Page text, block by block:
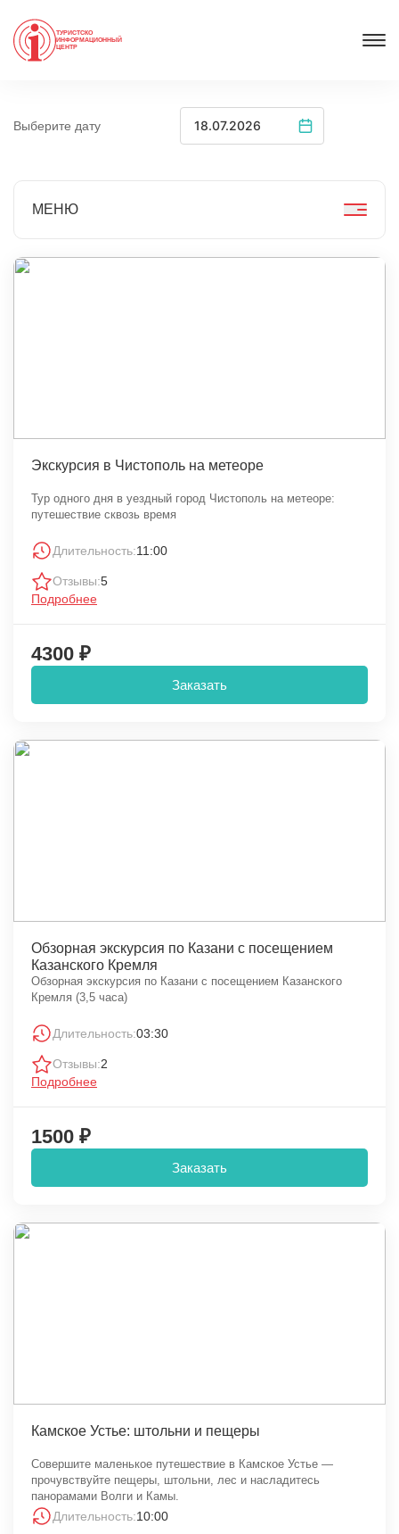
ТУРИСТСКО
ИНФОРМАЦИОННЫЙ
ЦЕНТР
Выберите дату
МЕНЮ
Экскурсия в Чистополь на метеоре
Тур одного дня в уездный город Чистополь на метеоре:
путешествие сквозь время
Длительность:11:00
Отзывы:5
Подробнее
4300 ₽
Заказать
Обзорная экскурсия по Казани с посещением
Казанского Кремля
Обзорная экскурсия по Казани с посещением Казанского
Кремля (3,5 часа)
Длительность:03:30
Отзывы:2
Подробнее
1500 ₽
Заказать
Камское Устье: штольни и пещеры
Совершите маленькое путешествие в Камское Устье —
прочувствуйте пещеры, штольни, лес и насладитесь
панорамами Волги и Камы.
Длительность:10:00